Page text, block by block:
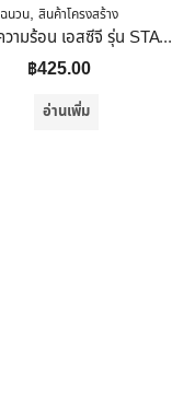
ฉนวน, สินค้าโครงสร้าง
ฉนวนกันความร้อน เอสซีจี รุ่น STAY COOL พรีเมี่ยม ม้วน
฿425.00
อ่านเพิ่ม